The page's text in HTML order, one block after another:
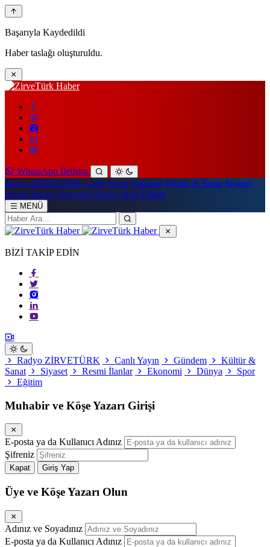
Başarıyla Kaydedildi
Haber taslağı oluşturuldu.
WhatsApp İletişim
Radyo ZİRVETÜRK Canlı Yayın Gündem Kültür & Sanat Siyaset
Resmi İlanlar Ekonomi Dünya Spor Eğitim
MENÜ
BİZİ TAKİP EDİN
Radyo ZİRVETÜRK Canlı Yayın Gündem
Kültür &
Sanat
Siyaset Resmi İlanlar Ekonomi Dünya
Spor
Eğitim
Muhabir ve Köşe Yazarı Girişi
E-posta ya da Kullanıcı Adınız
Şifreniz
Kapat Giriş Yap
Üye ve Köşe Yazarı Olun
Adınız ve Soyadınız
E-posta ya da Kullanıcı Adınız